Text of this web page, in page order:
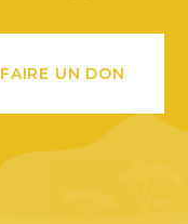
FAIRE UN DON